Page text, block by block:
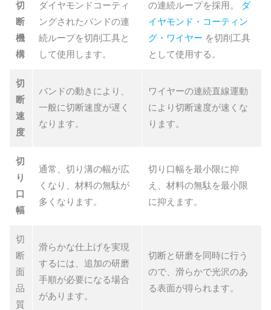
切
断
機
構
ダイヤモンドコーティ
ングされたバンドの連
続ループを切削工具と
して使用します。
の連続ループを採用。
ダ
イヤモンド・コーティン
グ・ワイヤー を切削工具
として使用する。
切
断
速
度
バンドの動きにより、
一般に切断速度が遅く
なります。
ワイヤーの連続直線運動
により切断速度が速くな
ります。
切
り
口
幅
通常、切り溝の幅が広
くなり、材料の無駄が
多くなります。
切り口幅を最小限に抑
え、材料の無駄を最小限
に抑えます。
切
断
面
品
質
滑らかな仕上げを実現
するには、追加の研磨
手順が必要になる場合
があります。
切断と研磨を同時に行う
ので、滑らかで光沢のあ
る表面が得られます。